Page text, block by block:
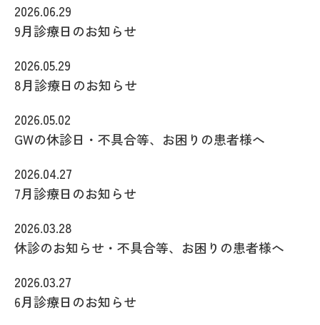
2026.06.29
9月診療日のお知らせ
2026.05.29
8月診療日のお知らせ
2026.05.02
GWの休診日・不具合等、お困りの患者様へ
2026.04.27
7月診療日のお知らせ
2026.03.28
休診のお知らせ・不具合等、お困りの患者様へ
2026.03.27
6月診療日のお知らせ